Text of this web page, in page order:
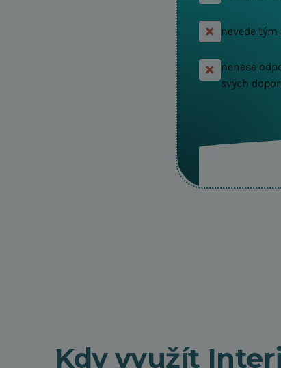
nevede
nenese
svých
Kdy využít